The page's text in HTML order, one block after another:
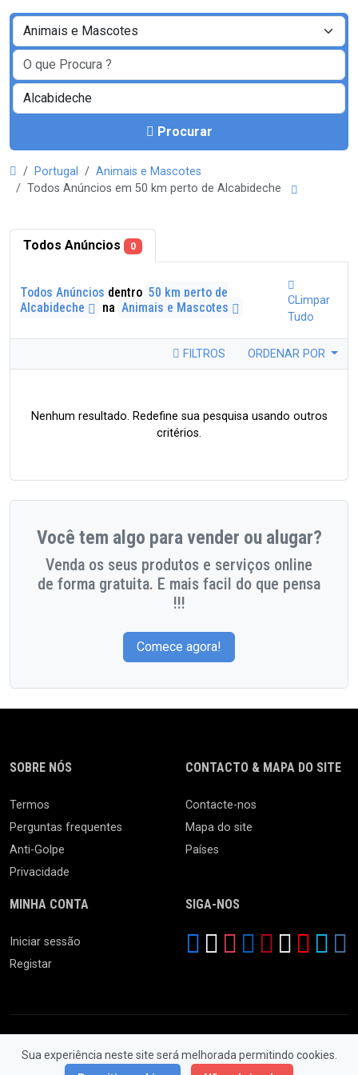
Procurar
Portugal
Animais e Mascotes
Todos Anúncios em 50 km perto de Alcabideche
Todos Anúncios 0
Todos Anúncios dentro 50 km perto de
Alcabideche
na Animais e Mascotes
CLimpar
Tudo
FILTROS ORDENAR POR
Nenhum resultado. Redefine sua pesquisa usando outros
critérios.
Você tem algo para vender ou alugar?
Venda os seus produtos e serviços online
de forma gratuita. E mais facil do que pensa
!!!
Comece agora!
Sua experiência neste site será melhorada permitindo cookies.
SOBRE NÓS
Termos
Perguntas frequentes
Anti-Golpe
Privacidade
CONTACTO & MAPA DO SITE
Contacte-nos
Mapa do site
Países
MINHA CONTA
Iniciar sessão
Registar
SIGA-NOS
© 2026 Feira da Ladra. Todos os Direitos Reservados.